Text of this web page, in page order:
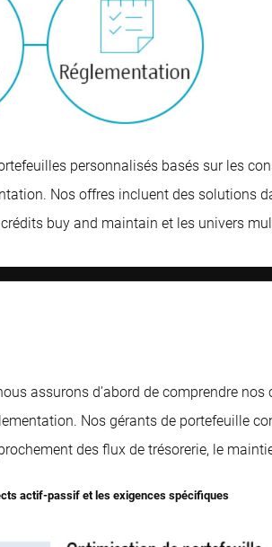
personnalisés basés sur les
Nos offres incluent des solutions
buy and maintain et les univers
assurons d’abord de comprendre
Nos gérants de portefeuille
des flux de trésorerie, le
actif-passif et les exigences spécifiques